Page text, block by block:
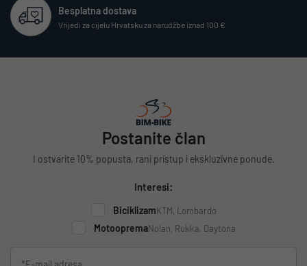
Besplatna dostava
Vrijedi za cijelu Hrvatsku za narudžbe iznad 100 €
Postanite član
I ostvarite 10% popusta, rani pristup i ekskluzivne ponude.
Interesi:
BiciklizamKTM, Lombardo
MotoopremaNolan, Rukka, Daytona